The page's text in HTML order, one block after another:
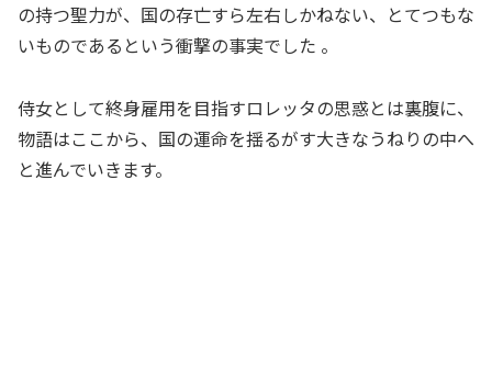
の持つ聖力が、国の存亡すら左右しかねない、とてつもな
いものであるという衝撃の事実でした 。
侍女として終身雇用を目指すロレッタの思惑とは裏腹に、
物語はここから、国の運命を揺るがす大きなうねりの中へ
と進んでいきます。